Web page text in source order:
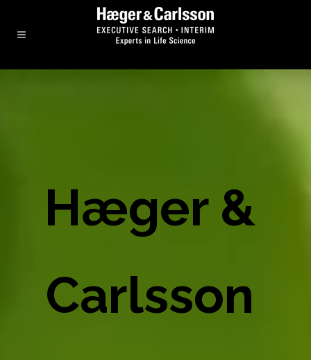
Hæger &
Carlsson